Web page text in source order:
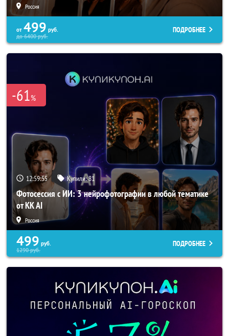
Россия
от 499 руб.
до6400руб.
ПОДРОБНЕЕ
-61%
12:59:52 Купили:81
Фотосессия с ИИ: 3 нейрофотографии в любой тематике
от KK AI
Россия
499 руб.
1290руб.
ПОДРОБНЕЕ